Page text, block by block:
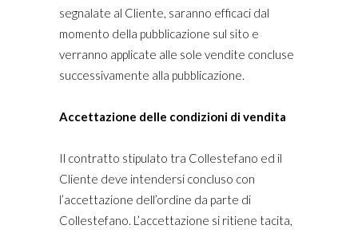
segnalate al Cliente, saranno efficaci dal
momento della pubblicazione sul sito e
verranno applicate alle sole vendite concluse
successivamente alla pubblicazione.
Accettazione delle condizioni di vendita
Il contratto stipulato tra Collestefano ed il
Cliente deve intendersi concluso con
l’accettazione dell’ordine da parte di
Collestefano. L’accettazione si ritiene tacita,